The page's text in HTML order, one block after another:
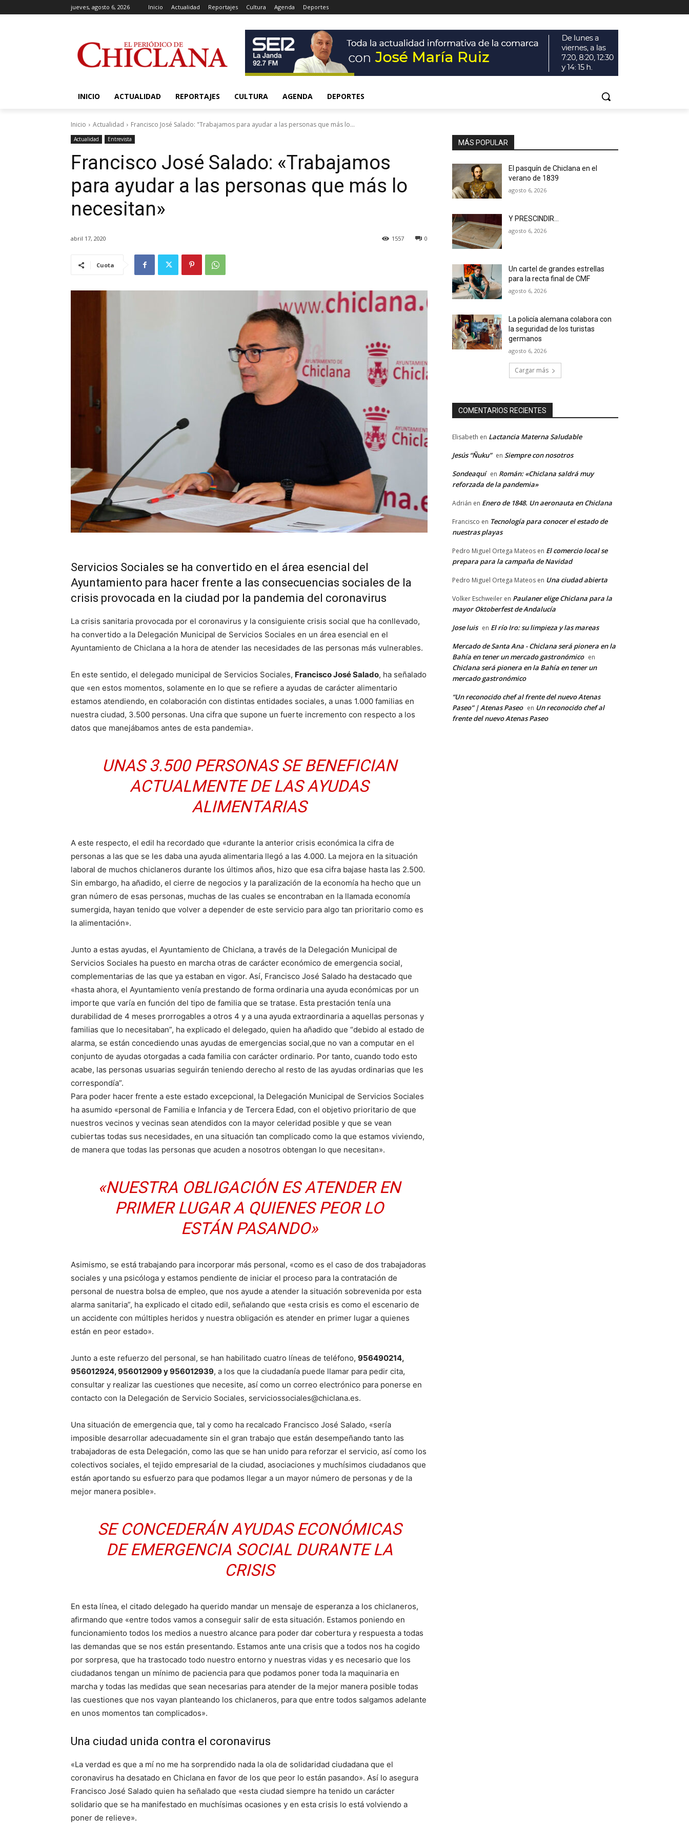
jueves, agosto 6, 2026 Inicio Actualidad Reportajes Cultura Agenda Deportes
INICIO ACTUALIDAD REPORTAJES CULTURA AGENDA DEPORTES
Inicio Actualidad Francisco José Salado: "Trabajamos para ayudar a las personas que más lo...
Actualidad Entrevista
Francisco José Salado: «Trabajamos
para ayudar a las personas que más lo
necesitan»
abril 17, 2020 0
1557
Cuota
Servicios Sociales se ha convertido en el área esencial del
Ayuntamiento para hacer frente a las consecuencias sociales de la
crisis provocada en la ciudad por la pandemia del coronavirus
La crisis sanitaria provocada por el coronavirus y la consiguiente crisis social que ha conllevado,
ha convertido a la Delegación Municipal de Servicios Sociales en un área esencial en el
Ayuntamiento de Chiclana a la hora de atender las necesidades de las personas más vulnerables.
En este sentido, el delegado municipal de Servicios Sociales, Francisco José Salado, ha señalado
que «en estos momentos, solamente en lo que se refiere a ayudas de carácter alimentario
estamos atendiendo, en colaboración con distintas entidades sociales, a unas 1.000 familias en
nuestra ciudad, 3.500 personas. Una cifra que supone un fuerte incremento con respecto a los
datos que manejábamos antes de esta pandemia».
UNAS 3.500 PERSONAS SE BENEFICIAN
ACTUALMENTE DE LAS AYUDAS
ALIMENTARIAS
A este respecto, el edil ha recordado que «durante la anterior crisis económica la cifra de
personas a las que se les daba una ayuda alimentaria llegó a las 4.000. La mejora en la situación
laboral de muchos chiclaneros durante los últimos años, hizo que esa cifra bajase hasta las 2.500.
Sin embargo, ha añadido, el cierre de negocios y la paralización de la economía ha hecho que un
gran número de esas personas, muchas de las cuales se encontraban en la llamada economía
sumergida, hayan tenido que volver a depender de este servicio para algo tan prioritario como es
la alimentación».
Junto a estas ayudas, el Ayuntamiento de Chiclana, a través de la Delegación Municipal de
Servicios Sociales ha puesto en marcha otras de carácter económico de emergencia social,
complementarias de las que ya estaban en vigor. Así, Francisco José Salado ha destacado que
«hasta ahora, el Ayuntamiento venía prestando de forma ordinaria una ayuda económicas por un
importe que varía en función del tipo de familia que se tratase. Esta prestación tenía una
durabilidad de 4 meses prorrogables a otros 4 y a una ayuda extraordinaria a aquellas personas y
familias que lo necesitaban”, ha explicado el delegado, quien ha añadido que “debido al estado de
alarma, se están concediendo unas ayudas de emergencias social,que no van a computar en el
conjunto de ayudas otorgadas a cada familia con carácter ordinario. Por tanto, cuando todo esto
acabe, las personas usuarias seguirán teniendo derecho al resto de las ayudas ordinarias que les
correspondía”.
Para poder hacer frente a este estado excepcional, la Delegación Municipal de Servicios Sociales
ha asumido «personal de Familia e Infancia y de Tercera Edad, con el objetivo prioritario de que
nuestros vecinos y vecinas sean atendidos con la mayor celeridad posible y que se vean
cubiertas todas sus necesidades, en una situación tan complicado como la que estamos viviendo,
de manera que todas las personas que acuden a nosotros obtengan lo que necesitan».
«NUESTRA OBLIGACIÓN ES ATENDER EN
PRIMER LUGAR A QUIENES PEOR LO
ESTÁN PASANDO»
Asimismo, se está trabajando para incorporar más personal, «como es el caso de dos trabajadoras
sociales y una psicóloga y estamos pendiente de iniciar el proceso para la contratación de
personal de nuestra bolsa de empleo, que nos ayude a atender la situación sobrevenida por esta
alarma sanitaria”, ha explicado el citado edil, señalando que «esta crisis es como el escenario de
un accidente con múltiples heridos y nuestra obligación es atender en primer lugar a quienes
están en peor estado».
Junto a este refuerzo del personal, se han habilitado cuatro líneas de teléfono, 956490214,
956012924, 956012909 y 956012939, a los que la ciudadanía puede llamar para pedir cita,
consultar y realizar las cuestiones que necesite, así como un correo electrónico para ponerse en
contacto con la Delegación de Servicio Sociales, serviciossociales@chiclana.es.
Una situación de emergencia que, tal y como ha recalcado Francisco José Salado, «sería
imposible desarrollar adecuadamente sin el gran trabajo que están desempeñando tanto las
trabajadoras de esta Delegación, como las que se han unido para reforzar el servicio, así como los
colectivos sociales, el tejido empresarial de la ciudad, asociaciones y muchísimos ciudadanos que
están aportando su esfuerzo para que podamos llegar a un mayor número de personas y de la
mejor manera posible».
SE CONCEDERÁN AYUDAS ECONÓMICAS
DE EMERGENCIA SOCIAL DURANTE LA
CRISIS
En esta línea, el citado delegado ha querido mandar un mensaje de esperanza a los chiclaneros,
afirmando que «entre todos vamos a conseguir salir de esta situación. Estamos poniendo en
funcionamiento todos los medios a nuestro alcance para poder dar cobertura y respuesta a todas
las demandas que se nos están presentando. Estamos ante una crisis que a todos nos ha cogido
por sorpresa, que ha trastocado todo nuestro entorno y nuestras vidas y es necesario que los
ciudadanos tengan un mínimo de paciencia para que podamos poner toda la maquinaria en
marcha y todas las medidas que sean necesarias para atender de la mejor manera posible todas
las cuestiones que nos vayan planteando los chiclaneros, para que entre todos salgamos adelante
en unos momentos tan complicados».
Una ciudad unida contra el coronavirus
«La verdad es que a mí no me ha sorprendido nada la ola de solidaridad ciudadana que el
coronavirus ha desatado en Chiclana en favor de los que peor lo están pasando». Así lo asegura
Francisco José Salado quien ha señalado que «esta ciudad siempre ha tenido un carácter
solidario que se ha manifestado en muchísimas ocasiones y en esta crisis lo está volviendo a
poner de relieve».
MÁS POPULAR
El pasquín de Chiclana en el
verano de 1839
agosto 6, 2026
Y PRESCINDIR…
agosto 6, 2026
Un cartel de grandes estrellas
para la recta final de CMF
agosto 6, 2026
La policía alemana colabora con
la seguridad de los turistas
germanos
agosto 6, 2026
Cargar más
COMENTARIOS RECIENTES
Elisabeth en Lactancia Materna Saludable
Jesús “Ñuku” en Siempre con nosotros
Sondeaquí en Román: «Chiclana saldrá muy
reforzada de la pandemia»
Adrián en Enero de 1848. Un aeronauta en Chiclana
Francisco en Tecnología para conocer el estado de
nuestras playas
Pedro Miguel Ortega Mateos en El comercio local se
prepara para la campaña de Navidad
Pedro Miguel Ortega Mateos en Una ciudad abierta
Volker Eschweiler en Paulaner elige Chiclana para la
mayor Oktoberfest de Andalucía
Jose luis en El río Iro: su limpieza y las mareas
Mercado de Santa Ana - Chiclana será pionera en la
Bahía en tener un mercado gastronómico en
Chiclana será pionera en la Bahía en tener un
mercado gastronómico
“Un reconocido chef al frente del nuevo Atenas
Paseo” | Atenas Paseo en Un reconocido chef al
frente del nuevo Atenas Paseo